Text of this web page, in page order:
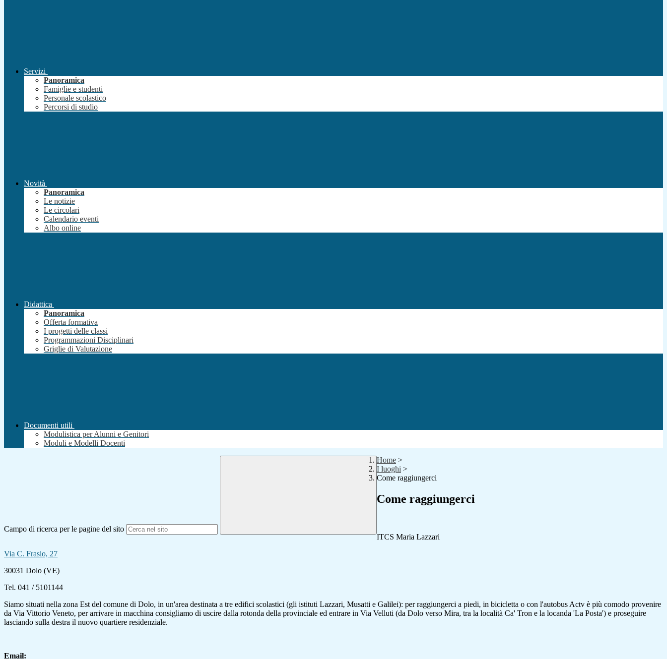
Servizi
Panoramica
Famiglie e studenti
Personale scolastico
Percorsi di studio
Novità
Panoramica
Le notizie
Le circolari
Calendario eventi
Albo online
Didattica
Panoramica
Offerta formativa
I progetti delle classi
Programmazioni Disciplinari
Griglie di Valutazione
Documenti utili
Modulistica per Alunni e Genitori
Moduli e Modelli Docenti
Campo di ricerca per le pagine del sito
Home >
I luoghi >
Come raggiungerci
Come raggiungerci
ITCS Maria Lazzari
Via C. Frasio, 27
30031 Dolo (VE)
Tel. 041 / 5101144
Siamo situati nella zona Est del comune di Dolo, in un'area destinata a tre edifici scolastici (gli istituti Lazzari, Musatti e Galilei): per raggiungerci a piedi, in bicicletta o con l'autobus Actv è più comodo provenire
da Via Vittorio Veneto, per arrivare in macchina consigliamo di uscire dalla rotonda della provinciale ed entrare in Via Velluti (da Dolo verso Mira, tra la località Ca' Tron e la locanda 'La Posta') e proseguire
lasciando sulla destra il nuovo quartiere residenziale.
Email: